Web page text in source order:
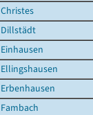
Christes
Dillstädt
Einhausen
Ellingshausen
Erbenhausen
Fambach